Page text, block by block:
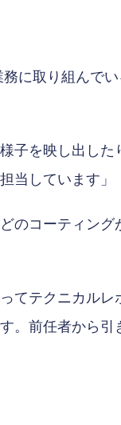
に取り組んで
子を映し出し
当しています」
のコーティン
てテクニカル
。前任者から引